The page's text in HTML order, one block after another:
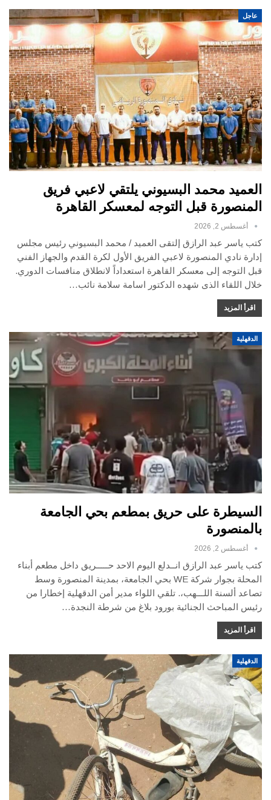
عاجل
العميد محمد البسيوني يلتقي لاعبي فريق
المنصورة قبل التوجه لمعسكر القاهرة
أغسطس 2, 2026
كتب ياسر عبد الرازق إلتقى العميد / محمد البسيوني رئيس مجلس
إدارة نادي المنصورة لاعبي الفريق الأول لكرة القدم والجهاز الفني
قبل التوجه إلى معسكر القاهرة استعداداً لانطلاق منافسات الدوري.
خلال اللقاء الذى شهده الدكتور اسامة سلامة نائب…
اقرأ المزيد
الدقهلية
السيطرة على حريق بمطعم بحي الجامعة
بالمنصورة
أغسطس 2, 2026
كتب ياسر عبد الرازق انــدلع اليوم الاحد حـــــريق داخل مطعم أبناء
المحلة بجوار شركة WE بحي الجامعة، بمدينة المنصورة وسط
تصاعد ألسنة اللـــهب،. تلقي اللواء مدير أمن الدقهلية إخطارا من
رئيس المباحث الجنائية بورود بلاغ من شرطة النجدة…
اقرأ المزيد
الدقهلية